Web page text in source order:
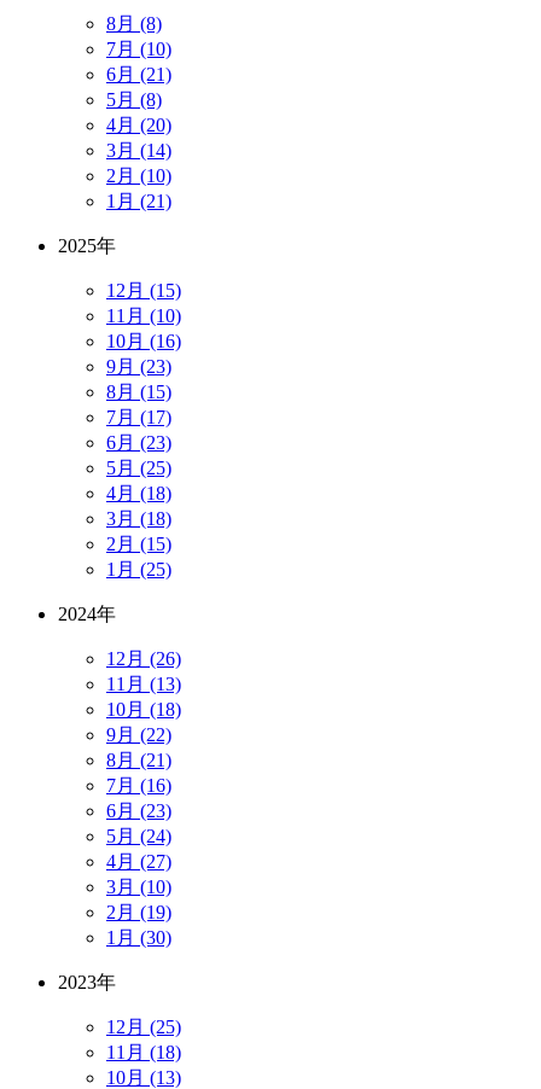
8月 (8)
7月 (10)
6月 (21)
5月 (8)
4月 (20)
3月 (14)
2月 (10)
1月 (21)
2025年
12月 (15)
11月 (10)
10月 (16)
9月 (23)
8月 (15)
7月 (17)
6月 (23)
5月 (25)
4月 (18)
3月 (18)
2月 (15)
1月 (25)
2024年
12月 (26)
11月 (13)
10月 (18)
9月 (22)
8月 (21)
7月 (16)
6月 (23)
5月 (24)
4月 (27)
3月 (10)
2月 (19)
1月 (30)
2023年
12月 (25)
11月 (18)
10月 (13)